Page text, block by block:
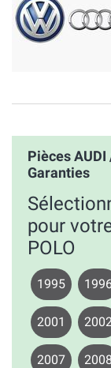
Pièces AUDI
Garanties
pour
POLO
1995
2001
2007 2008